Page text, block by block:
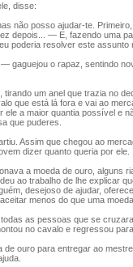
disse:
não posso ajudar-te.
depois... — E, fazendo uma
poderia resolver este assunto
gaguejou o rapaz, sentindo
um anel que trazia no
que está lá fora e vai ao
ele a maior quantia possível e
que puderes.
Assim que chegou ao
dizer quanto queria por ele.
a moeda de ouro, alguns
ao trabalho de lhe explicar
desejoso de ajudar,
menos do que uma
as pessoas que se
no cavalo e regressou
ouro para entregar ao